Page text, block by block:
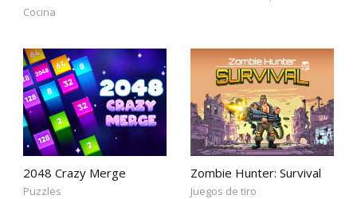
Cocina
2048 Crazy Merge
Puzzles
Zombie Hunter: Survival
Juegos de tiro